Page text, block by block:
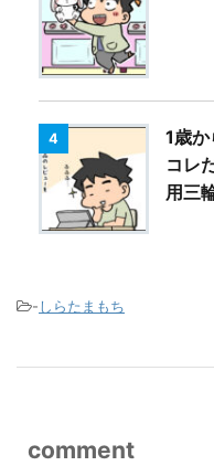
4
1歳
コレ
用三
-しらたまもち
comment